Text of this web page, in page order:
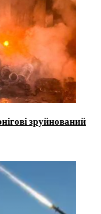
зруйнований